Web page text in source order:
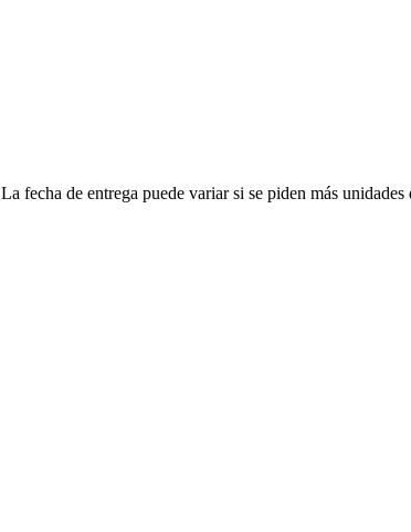
fecha de entrega puede variar si se piden más unidades